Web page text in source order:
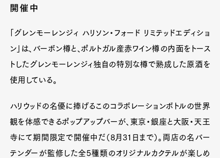
開催中
「グレンモーレンジィ ハリソン・フォード リミテッドエディショ
ン」は、バーボン樽と、ポルトガル産赤ワイン樽の内面をトース
トしたグレンモーレンジィ独自の特別な樽で熟成した原酒を
使用している。
ハリウッドの名優に捧げるこのコラボレーションボトルの世界
観を体感できるポップアップバーが、東京・銀座と大阪・天王
寺にて期間限定で開催中だ（8月31日まで）。両店の名バー
テンダーが監修した全5種類のオリジナルカクテルが楽しめ